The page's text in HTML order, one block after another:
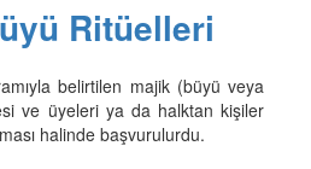
Ritüelleri
belirtilen majik (büyü veya
ve üyeleri ya da halktan kişiler
halinde başvurulurdu.